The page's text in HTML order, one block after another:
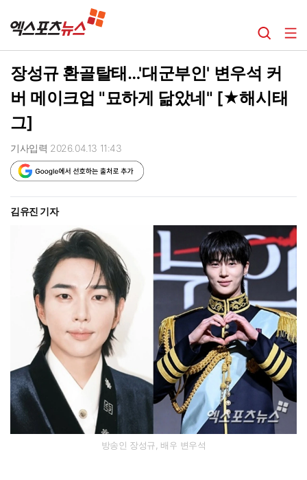
장성규 환골탈태…'대군부인' 변우석 커
버 메이크업 "묘하게 닮았네" [★해시태
그]
기사입력 2026.04.13 11:43
김유진 기자
방송인 장성규, 배우 변우석